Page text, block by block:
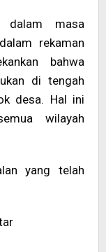
dalam masa
rekaman
bahwa
di tengah
desa. Hal ini
wilayah
yang telah